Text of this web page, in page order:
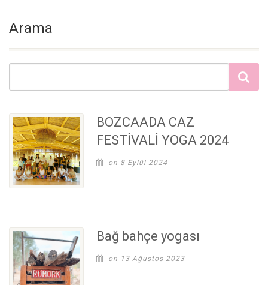
Arama
BOZCAADA CAZ
FESTİVALİ YOGA 2024
on 8 Eylül 2024
Bağ bahçe yogası
on 13 Ağustos 2023